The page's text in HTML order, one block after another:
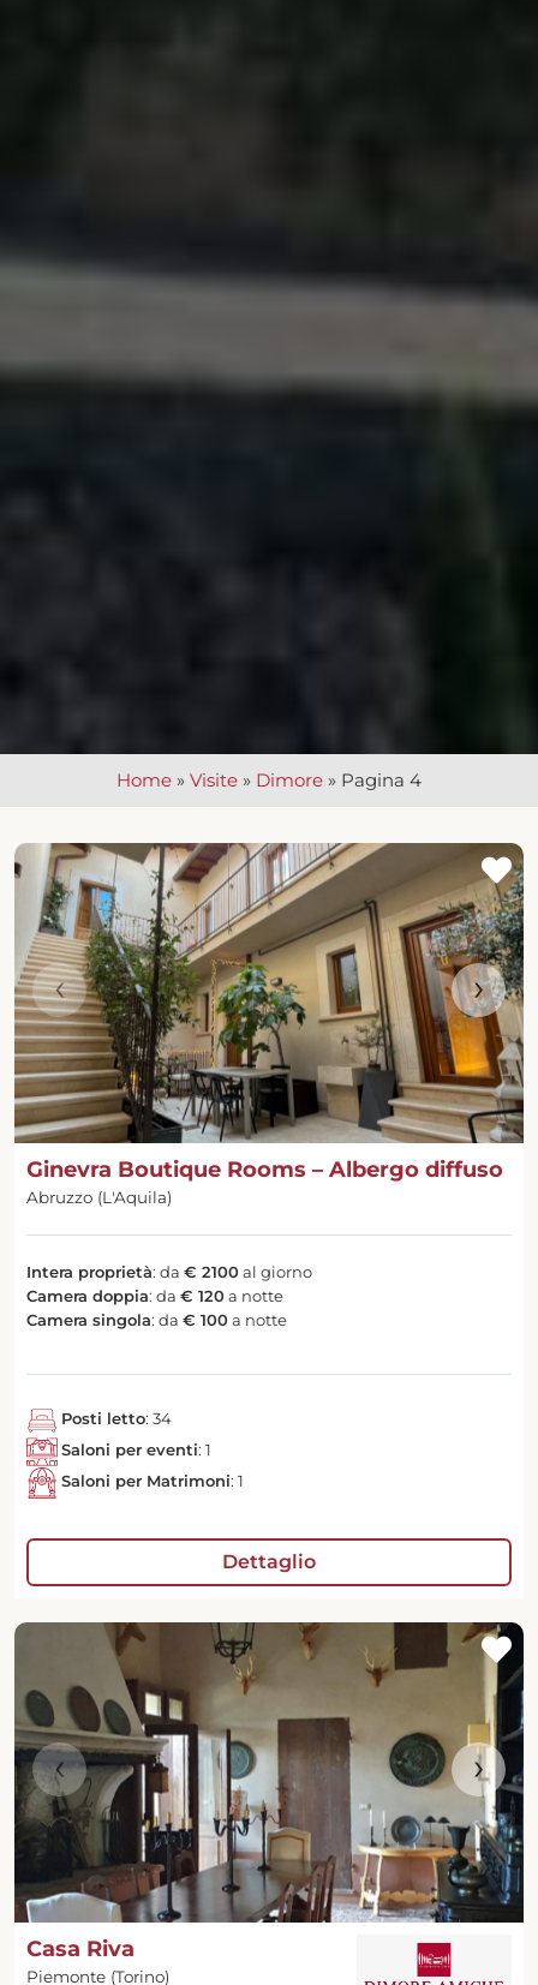
Home » Visite » Dimore » Pagina 4
‹ ›
Ginevra Boutique Rooms – Albergo diffuso
Abruzzo (L'Aquila)
Intera proprietà: da € 2100al giorno
Camera doppia: da € 120a notte
Camera singola: da € 100a notte
Posti letto: 34
Saloni per eventi: 1
Saloni per Matrimoni: 1
Dettaglio
‹ ›
Casa Riva
Piemonte (Torino)